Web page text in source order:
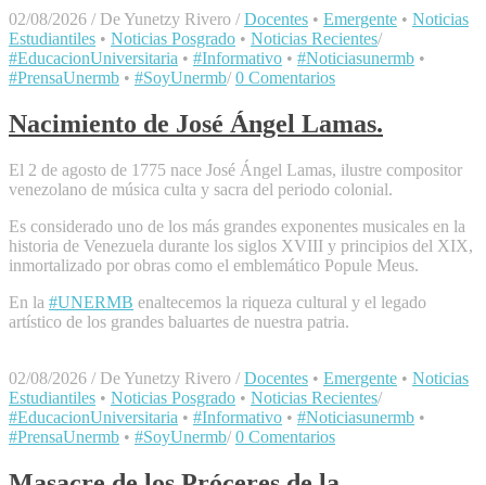
02/08/2026 / De Yunetzy Rivero / Docentes • Emergente • Noticias
Estudiantiles • Noticias Posgrado • Noticias Recientes/
#EducacionUniversitaria • #Informativo • #Noticiasunermb •
#PrensaUnermb • #SoyUnermb/ 0 Comentarios
Nacimiento de José Ángel Lamas.
El 2 de agosto de 1775 nace José Ángel Lamas, ilustre compositor
venezolano de música culta y sacra del periodo colonial.
Es considerado uno de los más grandes exponentes musicales en la
historia de Venezuela durante los siglos XVIII y principios del XIX,
inmortalizado por obras como el emblemático Popule Meus.
En la #UNERMB enaltecemos la riqueza cultural y el legado
artístico de los grandes baluartes de nuestra patria.
02/08/2026 / De Yunetzy Rivero / Docentes • Emergente • Noticias
Estudiantiles • Noticias Posgrado • Noticias Recientes/
#EducacionUniversitaria • #Informativo • #Noticiasunermb •
#PrensaUnermb • #SoyUnermb/ 0 Comentarios